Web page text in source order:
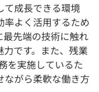
成長できる環境
率よく活用するため
最先端の技術に触れ
です。また、残業
を実施しているた
ながら柔軟な働き方